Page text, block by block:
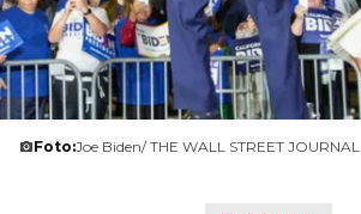
Foto:Joe Biden/ THE WALL STREET JOURNAL